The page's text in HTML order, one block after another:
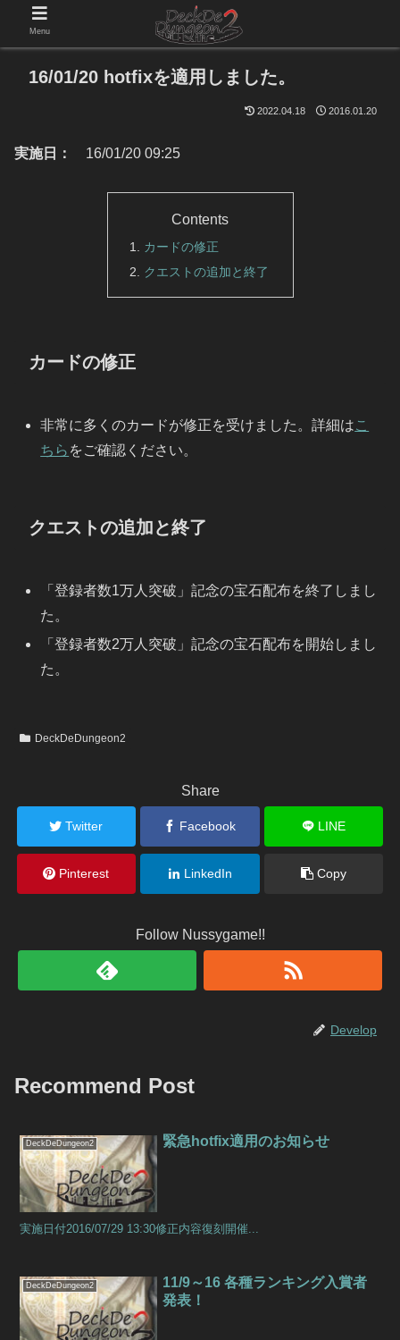
16/01/20 hotfixを適用しました。
2022.04.18 2016.01.20
実施日： 16/01/20 09:25
Contents
カードの修正
クエストの追加と終了
カードの修正
非常に多くのカードが修正を受けました。詳細はこ
ちら をご確認ください。
クエストの追加と終了
「登録者数1万人突破」記念の宝石配布を終了しまし
た。
「登録者数2万人突破」記念の宝石配布を開始しまし
た。
DeckDeDungeon2
Share
Twitter Facebook LINE
Pinterest LinkedIn Copy
Follow Nussygame!!
Develop
Recommend Post
DeckDeDungeon2 緊急hotfix適用のお知らせ
実施日付2016/07/29 13:30修正内容復刻開催...
DeckDeDungeon2
11/9～16 各種ランキング入賞者
発表！
Menu